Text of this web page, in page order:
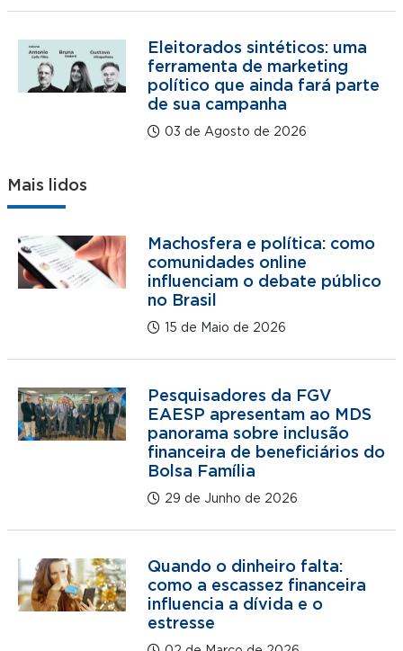
Eleitorados sintéticos: uma
ferramenta de marketing
político que ainda fará parte
de sua campanha
03 de Agosto de 2026
Mais lidos
Machosfera e política: como
comunidades online
influenciam o debate público
no Brasil
15 de Maio de 2026
Pesquisadores da FGV
EAESP apresentam ao MDS
panorama sobre inclusão
financeira de beneficiários do
Bolsa Família
29 de Junho de 2026
Quando o dinheiro falta:
como a escassez financeira
influencia a dívida e o
estresse